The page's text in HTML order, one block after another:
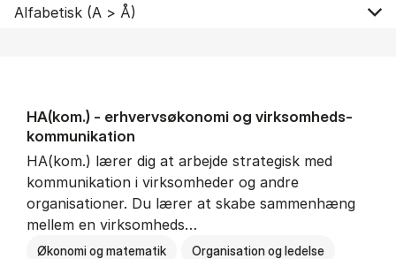
HA(kom.) - erhvervs­økonomi og virksomheds­
kommunikation
HA(kom.) lærer dig at arbejde strategisk med
kommunikation i virksomheder og andre
organisationer. Du lærer at skabe sammenhæng
mellem en virksomheds…
Økonomi og matematik Organisation og ledelse